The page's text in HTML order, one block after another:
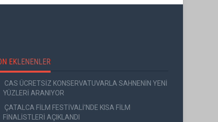
EKLENENLER
CAS ÜCRETSİZ KONSERVATUVARLA SAHNENİN YENİ
YÜZLERİ ARANIYOR
ÇATALCA FİLM FESTİVALİ'NDE KISA FİLM
FİNALİSTLERİ AÇIKLANDI